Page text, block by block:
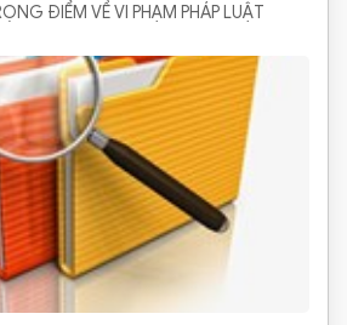
ĐIỂM VỀ VI PHẠM PHÁP LUẬT